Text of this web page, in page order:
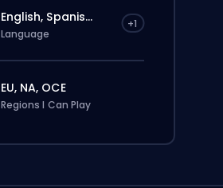
English, Spanis... +1
Language
EU, NA, OCE
Regions I Can Play